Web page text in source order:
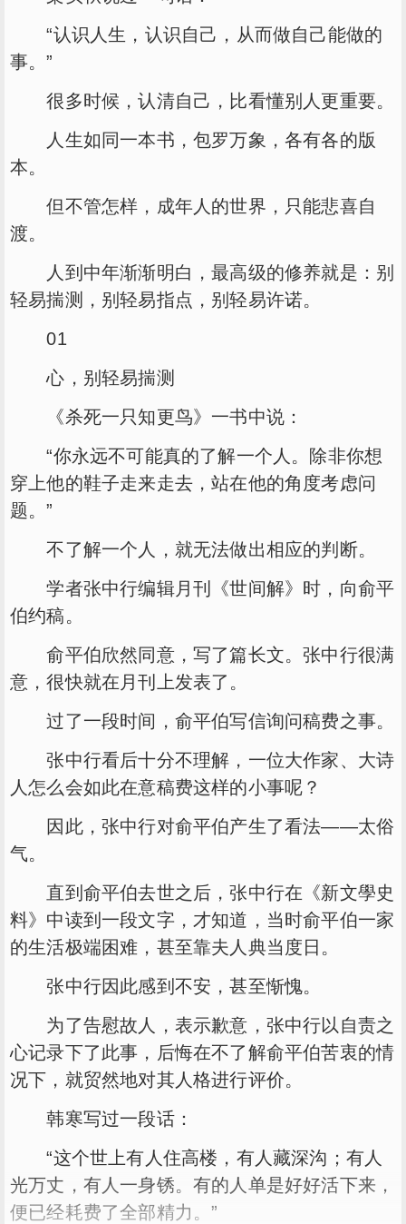
“认识人生，认识自己，从而做自己能做的
事。”
很多时候，认清自己，比看懂别人更重要。
人生如同一本书，包罗万象，各有各的版
本。
但不管怎样，成年人的世界，只能悲喜自
渡。
人到中年渐渐明白，最高级的修养就是：别
轻易揣测，别轻易指点，别轻易许诺。
01
心，别轻易揣测
《杀死一只知更鸟》一书中说：
“你永远不可能真的了解一个人。除非你想
穿上他的鞋子走来走去，站在他的角度考虑问
题。”
不了解一个人，就无法做出相应的判断。
学者张中行编辑月刊《世间解》时，向俞平
伯约稿。
俞平伯欣然同意，写了篇长文。张中行很满
意，很快就在月刊上发表了。
过了一段时间，俞平伯写信询问稿费之事。
张中行看后十分不理解，一位大作家、大诗
人怎么会如此在意稿费这样的小事呢？
因此，张中行对俞平伯产生了看法——太俗
气。
直到俞平伯去世之后，张中行在《新文學史
料》中读到一段文字，才知道，当时俞平伯一家
的生活极端困难，甚至靠夫人典当度日。
张中行因此感到不安，甚至惭愧。
为了告慰故人，表示歉意，张中行以自责之
心记录下了此事，后悔在不了解俞平伯苦衷的情
况下，就贸然地对其人格进行评价。
韩寒写过一段话：
“这个世上有人住高楼，有人藏深沟；有人
光万丈，有人一身锈。有的人单是好好活下来，
便已经耗费了全部精力。”